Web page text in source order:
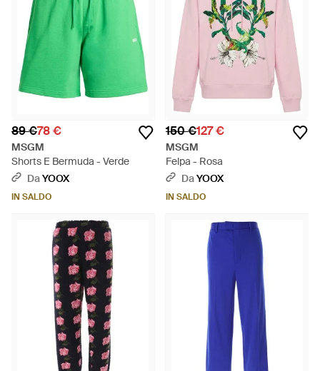
89 €78 €
MSGM
Shorts E Bermuda - Verde
DaYOOX
IN SALDO
150 €127 €
MSGM
Felpa - Rosa
DaYOOX
IN SALDO